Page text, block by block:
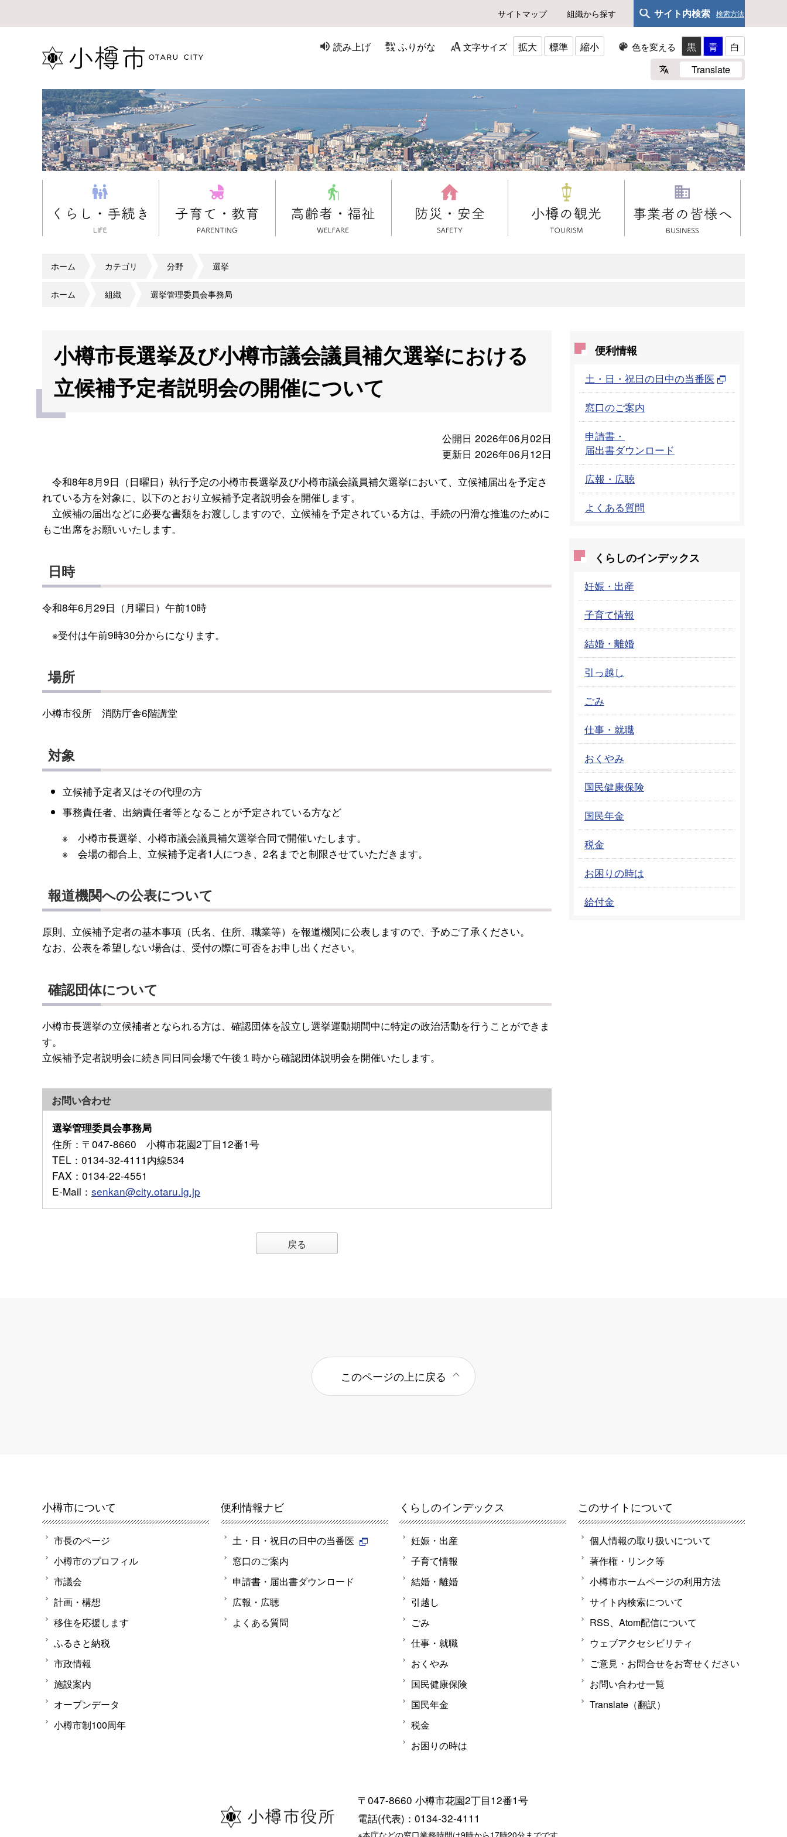
サイトマップ 組織から探す サイト内検索 検索方法
読み上げ ふりがな 文字サイズ 拡大 標準 縮小 色を変える 黒 青
白
Translate
ホーム カテゴリ 分野 選挙
ホーム 組織 選挙管理委員会事務局
小樽市長選挙及び小樽市議会議員補欠選挙における
立候補予定者説明会の開催について
公開日 2026年06月02日
更新日 2026年06月12日
令和8年8月9日（日曜日）執行予定の小樽市長選挙及び小樽市議会議員補欠選挙において、立候補届出を予定さ
れている方を対象に、以下のとおり立候補予定者説明会を開催します。
立候補の届出などに必要な書類をお渡ししますので、立候補を予定されている方は、手続の円滑な推進のために
もご出席をお願いいたします。
日時
令和8年6月29日（月曜日）午前10時
※受付は午前9時30分からになります。
場所
小樽市役所 消防庁舎6階講堂
対象
立候補予定者又はその代理の方
事務責任者、出納責任者等となることが予定されている方など
※ 小樽市長選挙、小樽市議会議員補欠選挙合同で開催いたします。
※ 会場の都合上、立候補予定者1人につき、2名までと制限させていただきます。
報道機関への公表について
原則、立候補予定者の基本事項（氏名、住所、職業等）を報道機関に公表しますので、予めご了承ください。
なお、公表を希望しない場合は、受付の際に可否をお申し出ください。
確認団体について
小樽市長選挙の立候補者となられる方は、確認団体を設立し選挙運動期間中に特定の政治活動を行うことができま
す。
立候補予定者説明会に続き同日同会場で午後１時から確認団体説明会を開催いたします。
お問い合わせ
選挙管理委員会事務局
住所 ：〒047-8660 小樽市花園2丁目12番1号
TEL ：0134-32-4111内線534
FAX ：0134-22-4551
E-Mail ： senkan@city.otaru.lg.jp
戻る
便利情報
土・日・祝日の日中の当番医
窓口のご案内
申請書・
届出書ダウンロード
広報・広聴
よくある質問
くらしのインデックス
妊娠・出産
子育て情報
結婚・離婚
引っ越し
ごみ
仕事・就職
おくやみ
国民健康保険
国民年金
税金
お困りの時は
給付金
このページの上に戻る
小樽市について
市長のページ
小樽市のプロフィル
市議会
計画・構想
移住を応援します
ふるさと納税
市政情報
施設案内
オープンデータ
小樽市制100周年
便利情報ナビ
土・日・祝日の日中の当番医
窓口のご案内
申請書・届出書ダウンロード
広報・広聴
よくある質問
くらしのインデックス
妊娠・出産
子育て情報
結婚・離婚
引越し
ごみ
仕事・就職
おくやみ
国民健康保険
国民年金
税金
お困りの時は
このサイトについて
個人情報の取り扱いについて
著作権・リンク等
小樽市ホームページの利用方法
サイト内検索について
RSS、Atom配信について
ウェブアクセシビリティ
ご意見・お問合せをお寄せください
お問い合わせ一覧
Translate（翻訳）
〒047-8660 小樽市花園2丁目12番1号
電話(代表)：0134-32-4111
※本庁などの窓口業務時間は9時から17時20分までです。